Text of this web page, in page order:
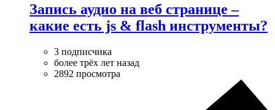
Запись аудио на веб странице –
какие есть js & flash инструменты?
3 подписчика
более трёх лет назад
2892 просмотра